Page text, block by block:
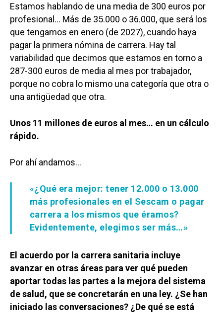
Estamos hablando de una media de 300 euros por
profesional… Más de 35.000 o 36.000, que será los
que tengamos en enero (de 2027), cuando haya
pagar la primera nómina de carrera. Hay tal
variabilidad que decimos que estamos en torno a
287-300 euros de media al mes por trabajador,
porque no cobra lo mismo una categoría que otra o
una antigüedad que otra.
Unos 11 millones de euros al mes… en un cálculo
rápido.
Por ahí andamos…
«¿Qué era mejor: tener 12.000 o 13.000
más profesionales en el Sescam o pagar
carrera a los mismos que éramos?
Evidentemente, elegimos ser más…»
El acuerdo por la carrera sanitaria incluye
avanzar en otras áreas para ver qué pueden
aportar todas las partes a la mejora del sistema
de salud, que se concretarán en una ley. ¿Se han
iniciado las conversaciones? ¿De qué se está